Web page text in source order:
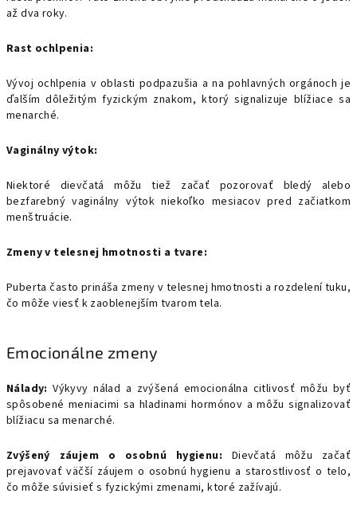
až dva roky.
Rast ochlpenia:
Vývoj ochlpenia v oblasti podpazušia a na pohlavných orgánoch je
ďalším dôležitým fyzickým znakom, ktorý signalizuje blížiace sa
menarché.
Vaginálny výtok:
Niektoré dievčatá môžu tiež začať pozorovať bledý alebo
bezfarebný vaginálny výtok niekoľko mesiacov pred začiatkom
menštruácie.
Zmeny v telesnej hmotnosti a tvare:
Puberta často prináša zmeny v telesnej hmotnosti a rozdelení tuku,
čo môže viesť k zaoblenejším tvarom tela.
Emocionálne zmeny
Nálady: Výkyvy nálad a zvýšená emocionálna citlivosť môžu byť
spôsobené meniacimi sa hladinami hormónov a môžu signalizovať
blížiacu sa menarché.
Zvýšený záujem o osobnú hygienu: Dievčatá môžu začať
prejavovať väčší záujem o osobnú hygienu a starostlivosť o telo,
čo môže súvisieť s fyzickými zmenami, ktoré zažívajú.